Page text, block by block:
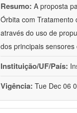
Resumo: A proposta
Órbita com Tratamento
através do uso de
dos principais
Instituição/UF/País:
Vigência: Tue Dec 06